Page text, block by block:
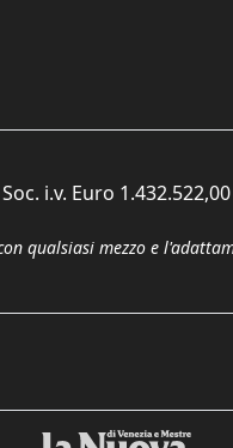
i.v. Euro 1.432.522,00
qualsiasi mezzo e